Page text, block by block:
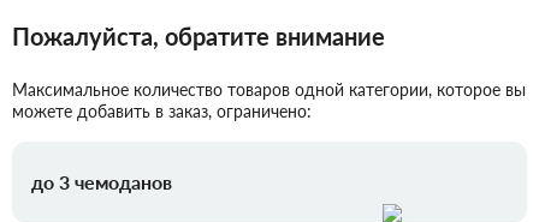
Пожалуйста, обратите внимание
Максимальное количество товаров одной категории, которое вы
можете добавить в заказ, ограничено:
до 3 чемоданов